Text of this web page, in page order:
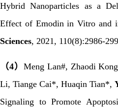
Hybrid Nanoparticles as a
Effect of Emodin in Vitro and
Sciences, 2021 , 110(8):2986-
（4） Meng Lan#, Zhaodi Kong
Li, Tiange Cai*, Huaqin Tian*,
Signaling to Promote